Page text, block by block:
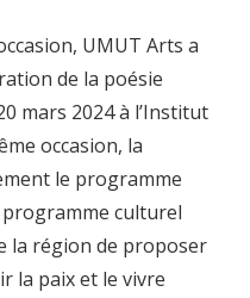
UMUT Arts a
de la poésie
mars 2024 à l’Institut
occasion, la
le programme
programme culturel
la région de proposer
la paix et le vivre